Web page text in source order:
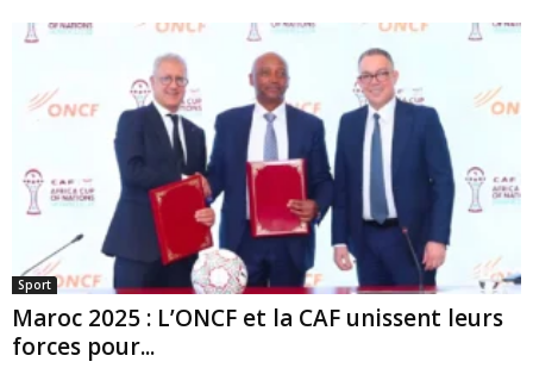
Sport
Maroc 2025 : L’ONCF et la CAF unissent leurs
forces pour...